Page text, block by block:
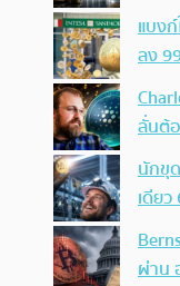
แบง
ลง
ลั่นต้
นักขุ
เดีย
ผ่าน